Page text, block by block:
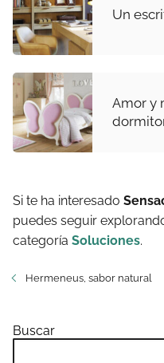
Un
Amor y
Si te ha interesado
puedes seguir
categoría Soluciones.
Hermeneus, sabor natural
Buscar